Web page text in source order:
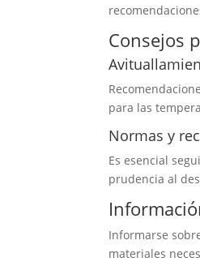
Consejos
para las
Normas y
Es esencial
prudencia al
Informarse
materiales